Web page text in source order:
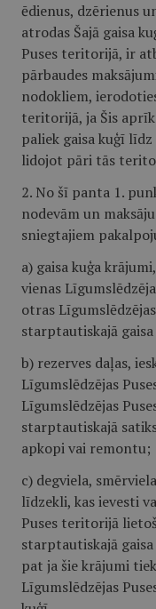
ēdienus, dzērienus
atrodas Šajā gaisa
Puses teritorijā, ir
pārbaudes
nodokliem,
teritorijā, ja Šis
paliek gaisa kuģī
lidojot pāri tās
2. No šī panta 1.
nodevām un
sniegtajiem
a) gaisa kuģa
vienas
otras
starptautiskajā
b) rezerves daļas,
Līgumslēdzējas
Līgumslēdzējas
starptautiskajā
apkopi vai remontu;
c) degviela,
līdzekli, kas ievesti
Puses teritorijā
starptautiskajā
pat ja šie krājumi
Līgumslēdzējas